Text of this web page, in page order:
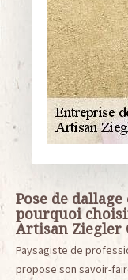
Pose de
pourquoi
Artisan Ziegler
Paysagiste de
propose son savoir-